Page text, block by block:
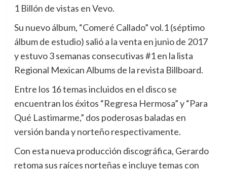
1 Billón de vistas en Vevo.
Su nuevo álbum, “Comeré Callado” vol.1 (séptimo
álbum de estudio) salió a la venta en junio de 2017
y estuvo 3 semanas consecutivas #1 en la lista
Regional Mexican Albums de la revista Billboard.
Entre los 16 temas incluidos en el disco se
encuentran los éxitos “Regresa Hermosa” y “Para
Qué Lastimarme,” dos poderosas baladas en
versión banda y norteño respectivamente.
Con esta nueva producción discográfica, Gerardo
retoma sus raíces norteñas e incluye temas con